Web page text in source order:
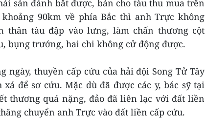
sản đánh bắt được, bán cho tàu thu mua trên
khoảng 90km về phía Bắc thì anh Trực không
thân tàu đập vào lưng, làm chấn thương cột
bụng trướng, hai chi không cử động được.
ngày, thuyền cấp cứu của hải đội Song Tử Tây
để sơ cứu. Mặc dù đã được các y, bác sỹ tại
thương quá nặng, đảo đã liên lạc với đất liền
chuyển anh Trực vào đất liền cấp cứu.